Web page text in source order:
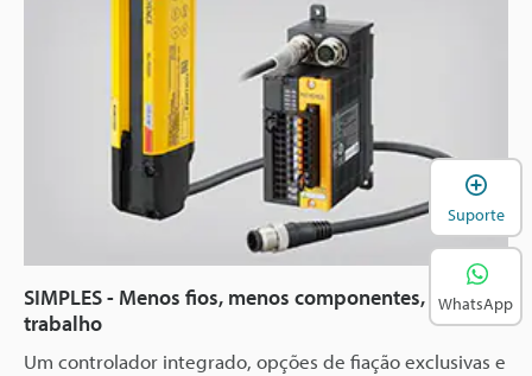
SIMPLES - Menos fios, menos componentes, menos
trabalho
Um controlador integrado, opções de fiação exclusivas e
Suporte
WhatsApp